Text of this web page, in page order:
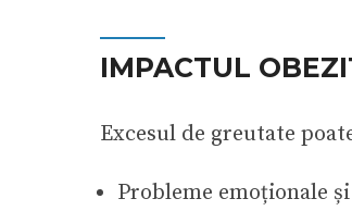
IMPACTUL
Excesul de greutate
Probleme emoționale